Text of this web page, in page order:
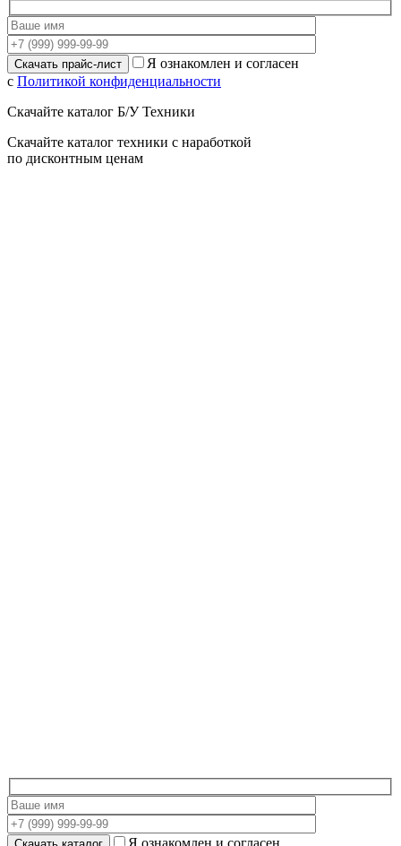
Я ознакомлен и согласен
с Политикой конфиденциальности
Скачайте каталог Б/У Техники
Скачайте каталог техники с наработкой
по дисконтным ценам
Я ознакомлен и согласен